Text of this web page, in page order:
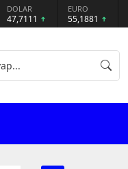
DOLAR
47,7111
EURO
55,1881